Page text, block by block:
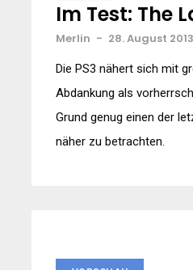
Im Test: The
Merlin - 28. August 2013
Die PS3 nähert sich mit
Abdankung als
Grund genug einen der
näher zu betrachten.